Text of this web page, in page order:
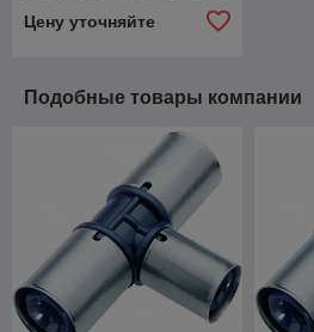
Цену уточняйте
Подобные товары компании